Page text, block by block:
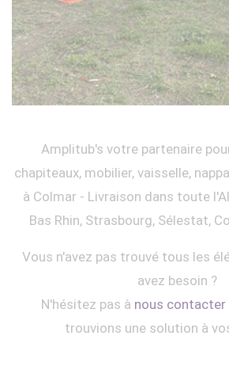
Amplitub's votre partenaire
chapiteaux, mobilier, vaisselle,
à Colmar - Livraison dans toute
Bas Rhin, Strasbourg, Sélestat,
Vous n'avez pas trouvé tous les
avez besoin ?
N'hésitez pas à nous contacter
trouvions une solution à